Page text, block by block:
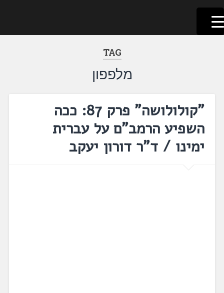
דלג
לתוכן
לשוניאדה
עברית. לשון. שפה
TAG
מלפפון
"קולולושה" פרק 87: ככה
השפיע הרמב"ם על עברית
ימינו / ד"ר דורון יעקב